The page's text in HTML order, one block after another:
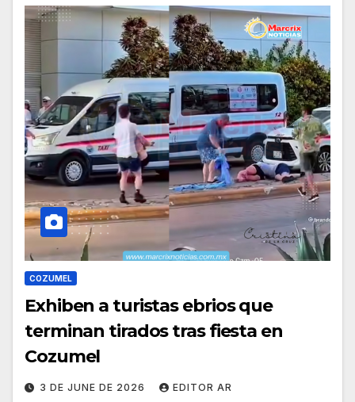
COZUMEL
Exhiben a turistas ebrios que
terminan tirados tras fiesta en
Cozumel
3 DE JUNE DE 2026 EDITOR AR